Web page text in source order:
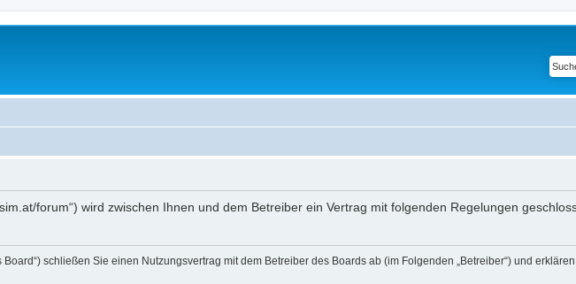
forum“) wird zwischen Ihnen und dem Betreiber ein Vertrag mit folgenden Regelungen
Board“) schließen Sie einen Nutzungsvertrag mit dem Betreiber des Boards ab (im Folgenden „Betreiber“) und